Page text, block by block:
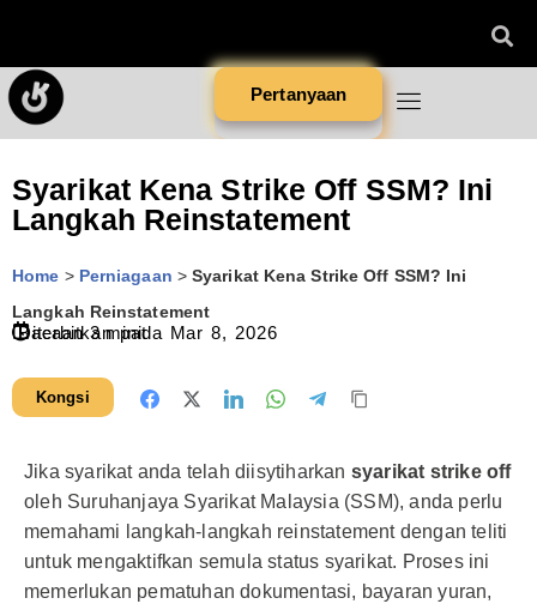
Pertanyaan
Syarikat Kena Strike Off SSM? Ini
Langkah Reinstatement
Home > Perniagaan >Syarikat Kena Strike Off SSM? Ini
Langkah Reinstatement
Diterbitkan pada Mar 8, 2026
Bacaan3 minit
Kongsi
Jika syarikat anda telah diisytiharkan syarikat strike off
oleh Suruhanjaya Syarikat Malaysia (SSM), anda perlu
memahami langkah-langkah reinstatement dengan teliti
untuk mengaktifkan semula status syarikat. Proses ini
memerlukan pematuhan dokumentasi, bayaran yuran,